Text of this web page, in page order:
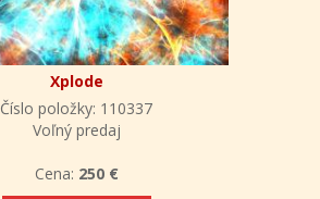
Xplode
Číslo položky: 110337
Voľný predaj
Cena: 250 €